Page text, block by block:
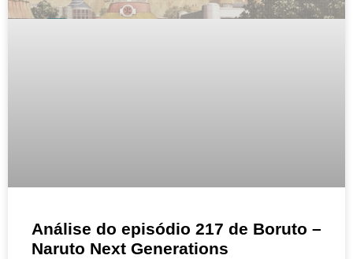
Análise do episódio 217 de Boruto –
Naruto Next Generations